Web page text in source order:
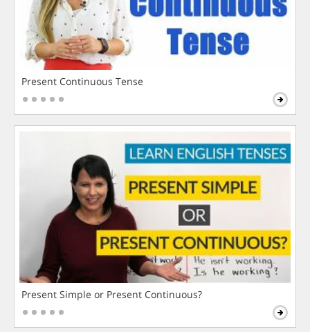
Present Continuous Tense
Present Simple or Present Continuous?